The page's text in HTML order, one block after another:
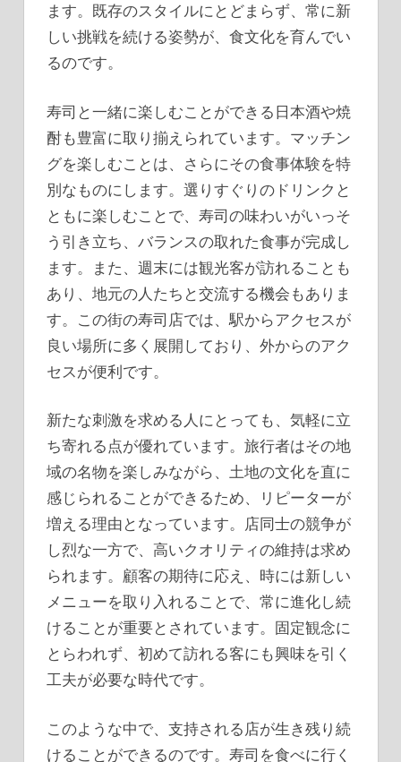
ます。既存のスタイルにとどまらず、常に新
しい挑戦を続ける姿勢が、食文化を育んでい
るのです。
寿司と一緒に楽しむことができる日本酒や焼
酎も豊富に取り揃えられています。マッチン
グを楽しむことは、さらにその食事体験を特
別なものにします。選りすぐりのドリンクと
ともに楽しむことで、寿司の味わいがいっそ
う引き立ち、バランスの取れた食事が完成し
ます。また、週末には観光客が訪れることも
あり、地元の人たちと交流する機会もありま
す。この街の寿司店では、駅からアクセスが
良い場所に多く展開しており、外からのアク
セスが便利です。
新たな刺激を求める人にとっても、気軽に立
ち寄れる点が優れています。旅行者はその地
域の名物を楽しみながら、土地の文化を直に
感じられることができるため、リピーターが
増える理由となっています。店同士の競争が
し烈な一方で、高いクオリティの維持は求め
られます。顧客の期待に応え、時には新しい
メニューを取り入れることで、常に進化し続
けることが重要とされています。固定観念に
とらわれず、初めて訪れる客にも興味を引く
工夫が必要な時代です。
このような中で、支持される店が生き残り続
けることができるのです。寿司を食べに行く